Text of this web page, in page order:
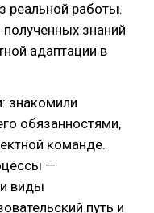
реальной работы.
знаний
адаптации в
знакомили
обязанностями,
команде.
—
виды
путь и